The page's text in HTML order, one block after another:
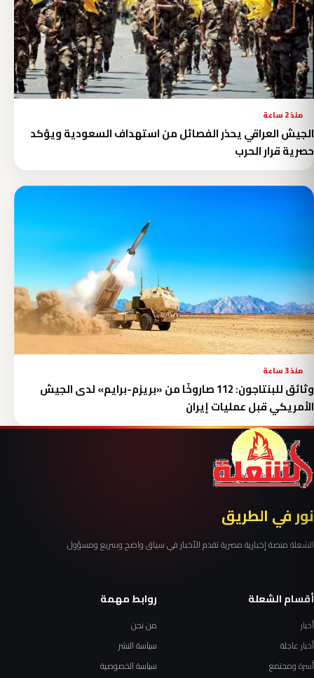
منذ 2 ساعة
الجيش العراقي يحذر الفصائل من استهداف السعودية ويؤكد
حصرية قرار الحرب
منذ 3 ساعة
وثائق للبنتاجون: 112 صاروخًا من «بريزم-برايم» لدى الجيش
الأمريكي قبل عمليات إيران
نور في الطريق
الشعلة منصة إخبارية مصرية تقدم الأخبار في سياق واضح وسريع ومسؤول.
أقسام الشعلة
أخبار
أخبار عاجلة
أسرة ومجتمع
روابط مهمة
من نحن
سياسة النشر
سياسة الخصوصية